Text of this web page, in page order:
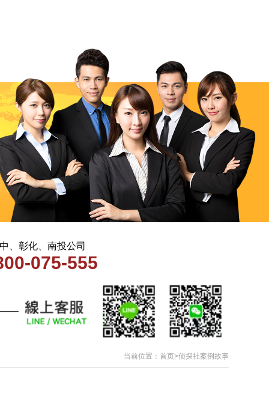
当前位置： 首页>侦探社案例故事
、彰化、南投公司
075-555